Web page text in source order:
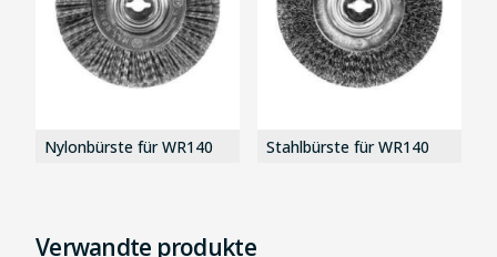
Nylonbürste für WR140 Stahlbürste für WR140
Verwandte produkte